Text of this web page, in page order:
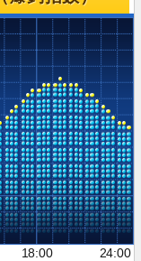
18:00 24:00